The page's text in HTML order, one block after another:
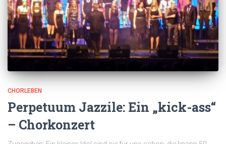
CHORLEBEN
Perpetuum Jazzile: Ein „kick-ass“
– Chorkonzert